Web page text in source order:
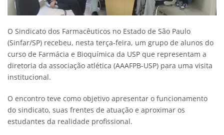
O Sindicato dos Farmacêuticos no Estado de São Paulo
(Sinfar/SP) recebeu, nesta terça-feira, um grupo de alunos do
curso de Farmácia e Bioquímica da USP que representam a
diretoria da associação atlética (AAAFPB-USP) para uma visita
institucional.
O encontro teve como objetivo apresentar o funcionamento
do sindicato, suas frentes de atuação e aproximar os
estudantes da realidade profissional.